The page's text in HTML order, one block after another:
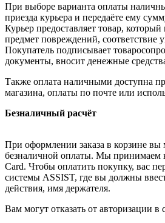
При выборе варианта оплаты
приезда курьера и передаёте ему
Курьер предоставляет товар,
предмет повреждений, соответствие
Покупатель подписывает
документы, вносит денежные
Также оплата наличными доступна
магазина, оплаты по почте или
Безналичный расчёт
При оформлении заказа в корзине вы
безналичной оплаты. Мы принимаем
Card. Чтобы оплатить покупку, вас
системы ASSIST, где вы должны
действия, имя держателя.
Вам могут отказать от авторизации в